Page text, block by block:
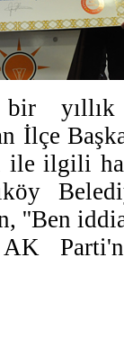
bir
İlçe
ilgili
''Ben